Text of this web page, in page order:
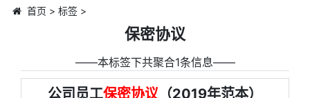
首页 > 标签>
保密协议
――本标签下共聚合1条信息――
公司员工保密协议（2019年范本）